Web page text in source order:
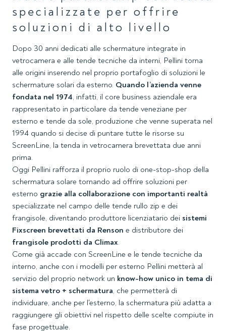
specializzate per offrire
soluzioni di alto livello
Dopo 30 anni dedicati alle schermature integrate in
vetrocamera e alle tende tecniche da interni, Pellini torna
alle origini inserendo nel proprio portafoglio di soluzioni le
schermature solari da esterno. Quando l’azienda venne
fondata nel 1974, infatti, il core business aziendale era
rappresentato in particolare da tende veneziane per
esterno e tende da sole, produzione che venne superata nel
1994 quando si decise di puntare tutte le risorse su
ScreenLine, la tenda in vetrocamera brevettata due anni
prima.
Oggi Pellini rafforza il proprio ruolo di one-stop-shop della
schermatura solare tornando ad offrire soluzioni per
esterno grazie alla collaborazione con importanti realtà
specializzate nel campo delle tende rullo zip e dei
frangisole, diventando produttore licenziatario dei sistemi
Fixscreen brevettati da Renson e distributore dei
frangisole prodotti da Climax.
Come già accade con ScreenLine e le tende tecniche da
interno, anche con i modelli per esterno Pellini metterà al
servizio del proprio network un know-how unico in tema di
sistema vetro + schermatura, che permetterà di
individuare, anche per l'esterno, la schermatura più adatta a
raggiungere gli obiettivi nel rispetto delle scelte compiute in
fase progettuale.